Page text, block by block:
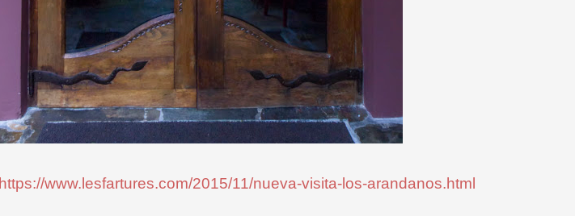
https://www.lesfartures.com/2015/11/nueva-visita-los-arandanos.html